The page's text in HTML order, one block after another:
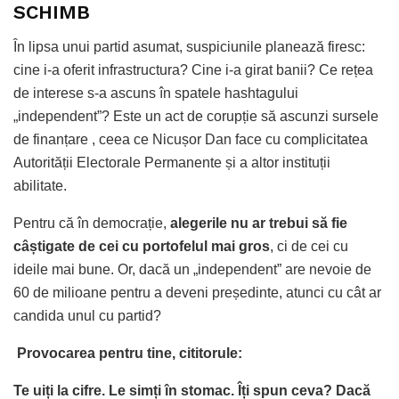
SCHIMB
În lipsa unui partid asumat, suspiciunile planează firesc:
cine i-a oferit infrastructura? Cine i-a girat banii? Ce rețea
de interese s-a ascuns în spatele hashtagului
„independent”? Este un act de corupție să ascunzi sursele
de finanțare , ceea ce Nicușor Dan face cu complicitatea
Autorității Electorale Permanente și a altor instituții
abilitate.
Pentru că în democrație, alegerile nu ar trebui să fie
câștigate de cei cu portofelul mai gros, ci de cei cu
ideile mai bune. Or, dacă un „independent” are nevoie de
60 de milioane pentru a deveni președinte, atunci cu cât ar
candida unul cu partid?
Provocarea pentru tine, cititorule:
Te uiți la cifre. Le simți în stomac. Îți spun ceva? Dacă